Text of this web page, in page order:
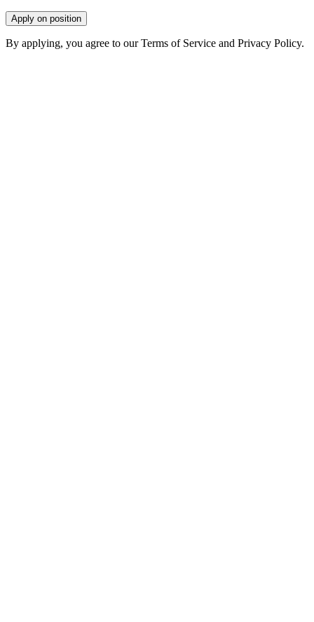
Apply on position
By applying, you agree to our Terms of Service and Privacy Policy.